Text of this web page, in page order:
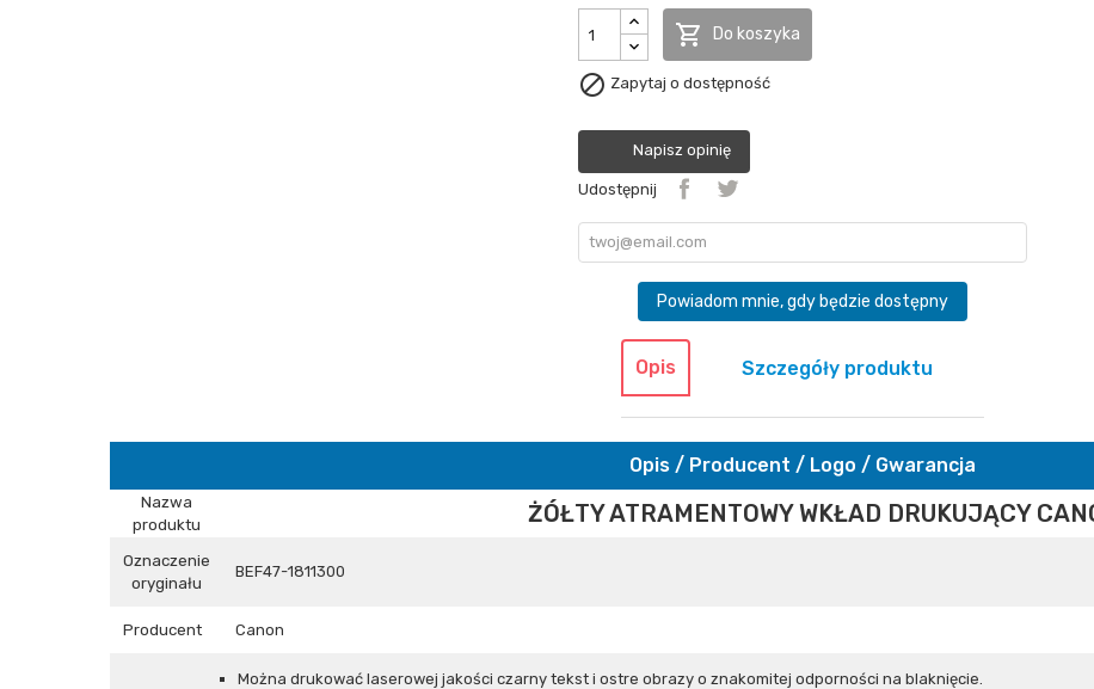
 Do koszyka
 Zapytaj o dostępność
Napisz opinię
Udostępnij
Powiadom mnie, gdy będzie dostępny
Opis Szczegóły produktu
Opis / Producent / Logo / Gwarancja
Nazwa
produktu
ŻÓŁTY ATRAMENTOWY WKŁAD DRUKUJĄCY
Oznaczenie
oryginału
BEF47-1811300
Producent Canon
Można drukować laserowej jakości czarny tekst i ostre obrazy o znakomitej odporności na blaknięcie.